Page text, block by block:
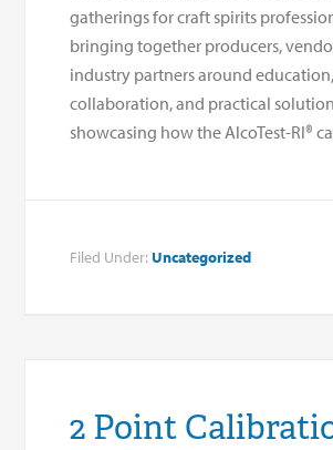
gatherings for craft spirits
bringing together producers,
industry partners around education,
collaboration, and practical
showcasing how the AlcoTest-RI®
Filed Under: Uncategorized
2 Point